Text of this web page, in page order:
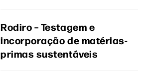
Rodiro – Testagem e
incorporação de matérias-
primas sustentáveis